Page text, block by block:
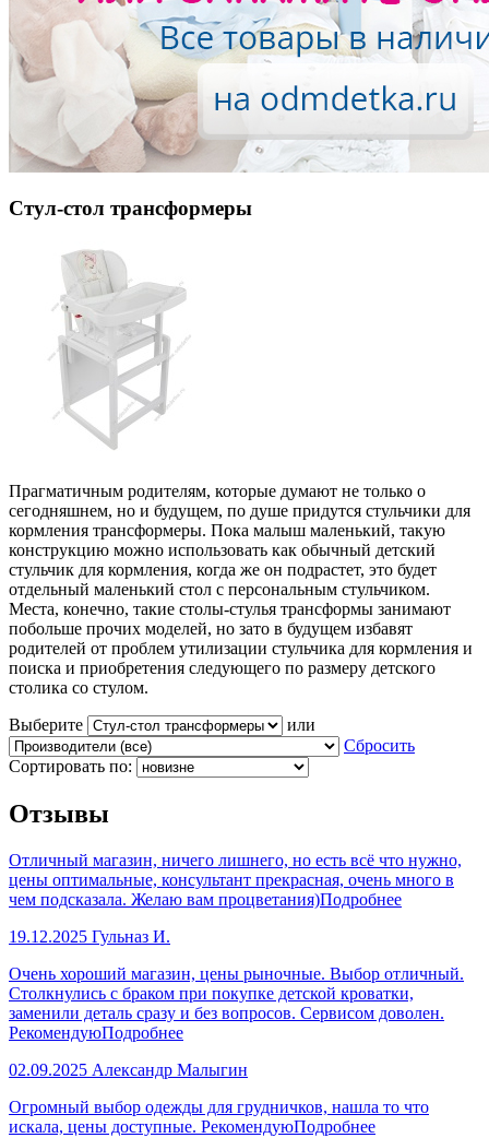
Стул-стол трансформеры
Прагматичным родителям, которые думают не только о
сегодняшнем, но и будущем, по душе придутся стульчики для
кормления трансформеры. Пока малыш маленький, такую
конструкцию можно использовать как обычный детский
стульчик для кормления, когда же он подрастет, это будет
отдельный маленький стол с персональным стульчиком.
Места, конечно, такие столы-стулья трансформы занимают
побольше прочих моделей, но зато в будущем избавят
родителей от проблем утилизации стульчика для кормления и
поиска и приобретения следующего по размеру детского
столика со стулом.
Выберите
или
Сбросить
Сортировать по:
Отзывы
Отличный магазин, ничего лишнего, но есть всё что нужно,
цены оптимальные, консультант прекрасная, очень много в
чем подсказала. Желаю вам процветания)Подробнее
19.12.2025 Гульназ И.
Очень хороший магазин, цены рыночные. Выбор отличный.
Столкнулись с браком при покупке детской кроватки,
заменили деталь сразу и без вопросов. Сервисом доволен.
РекомендуюПодробнее
02.09.2025 Александр Малыгин
Огромный выбор одежды для грудничков, нашла то что
искала, цены доступные. РекомендуюПодробнее